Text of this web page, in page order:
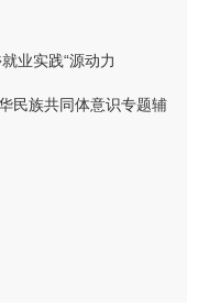
业实践“源动力
民族共同体意识专题辅